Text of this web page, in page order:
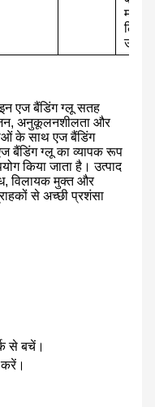
मशीन
लिए
एज बैंडिंग ग्लू सतह
अनुकूलनशीलता और
के साथ एज बैंडिंग
बैंडिंग ग्लू का व्यापक रूप
किया जाता है। उत्पाद
विलायक मुक्त और
से अच्छी प्रशंसा
से बचें।